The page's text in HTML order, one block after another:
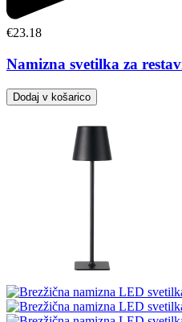
€23.18
Namizna svetilka za
Dodaj v košarico